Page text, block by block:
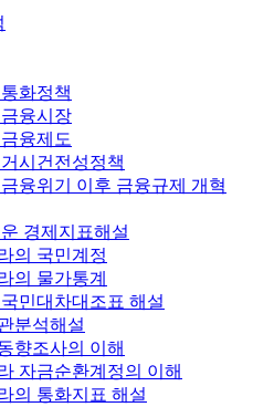
화정책
융시장
융제도
시건전성정책
융위기 이후 금융규제 개혁
경제지표해설
의 국민계정
의 물가통계
민대차대조표 해설
분석해설
향조사의 이해
자금순환계정의 이해
의 통화지표 해설